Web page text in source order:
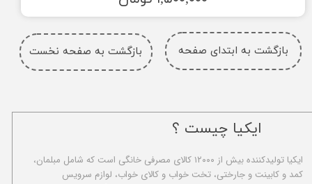
بازگشت به صفحه نخست بازگشت به ابتدای صفحه
ایکیا چیست ؟
ا​یکیا تولیدکننده بیش از ۱۲۰۰۰ کالای مصرفی خانگی است که شامل مبلمان،
کمد و کابینت و جارختی، تخت خواب و کالای خواب، لوازم سرویس